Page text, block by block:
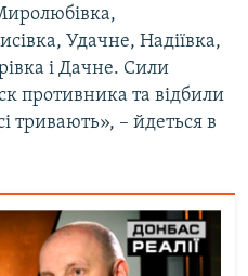
Удачне, Надіївка,
і Дачне. Сили
противника та відбили
тривають», – йдеться в